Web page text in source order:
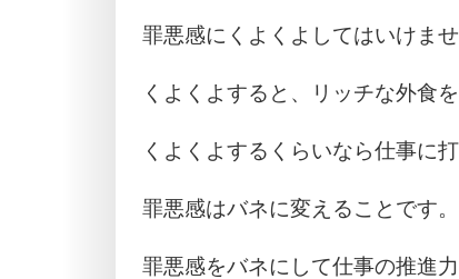
罪悪感にくよくよしてはいけませ
くよくよすると、リッチな外食
くよくよするくらいなら仕事に
罪悪感はバネに変えることです。
罪悪感をバネにして仕事の推進力